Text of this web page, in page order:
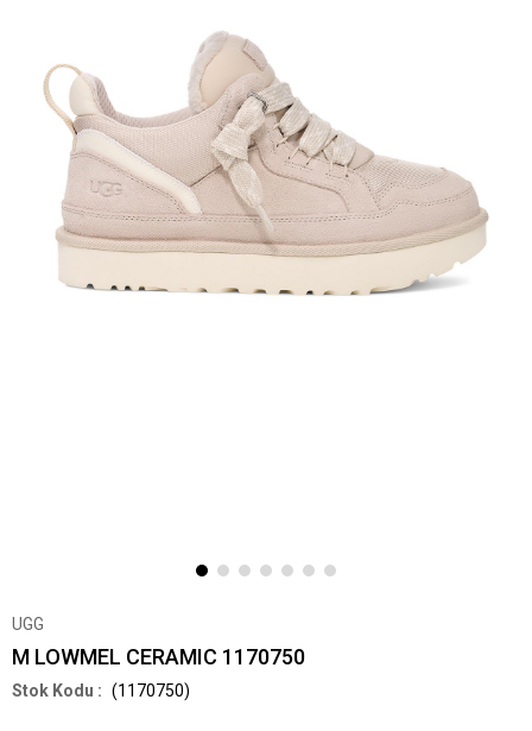
UGG
M LOWMEL CERAMIC 1170750
(1170750)